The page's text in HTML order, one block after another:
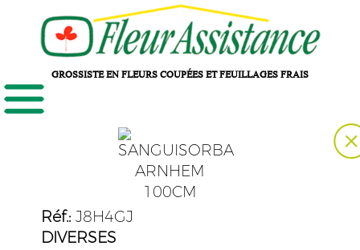
GROSSISTE EN FLEURS COUPÉES ET FEUILLAGES FRAIS
Réf.: J8H4GJ
DIVERSES